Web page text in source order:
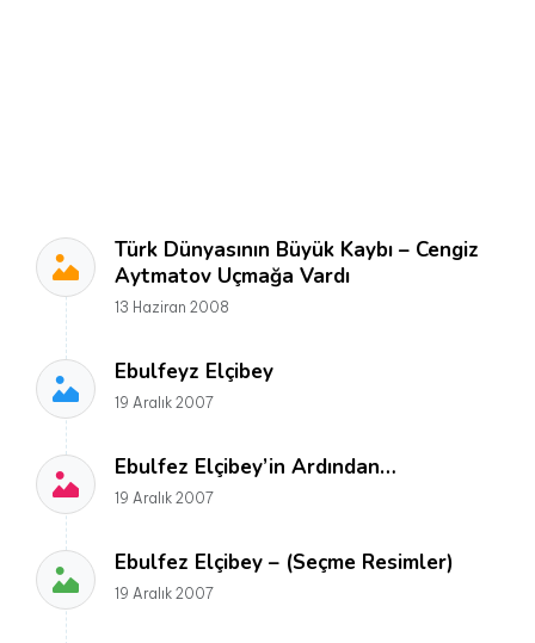
Türk Dünyasının Büyük Kaybı – Cengiz
Aytmatov Uçmağa Vardı
13 Haziran 2008
Ebulfeyz Elçibey
19 Aralık 2007
Ebulfez Elçibey’in Ardından…
19 Aralık 2007
Ebulfez Elçibey – (Seçme Resimler)
19 Aralık 2007